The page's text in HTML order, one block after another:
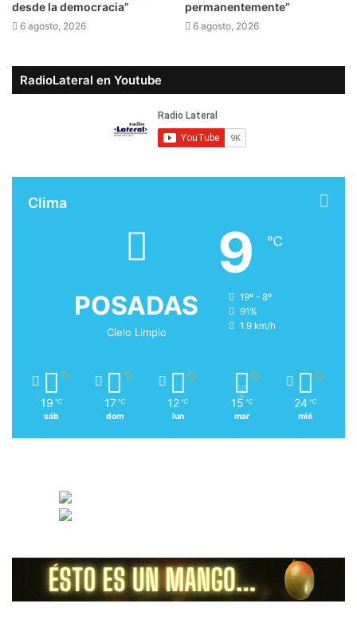
desde la democracia”
6 agosto, 2026
permanentemente”
6 agosto, 2026
RadioLateral en Youtube
Clima
POSADAS
Cielo Limpio
9 ℃
19º - 8º
91%
1.9 km/h
19 ℃
sáb
17 ℃
dom
12 ℃
lun
15 ℃
mar
24 ℃
mié